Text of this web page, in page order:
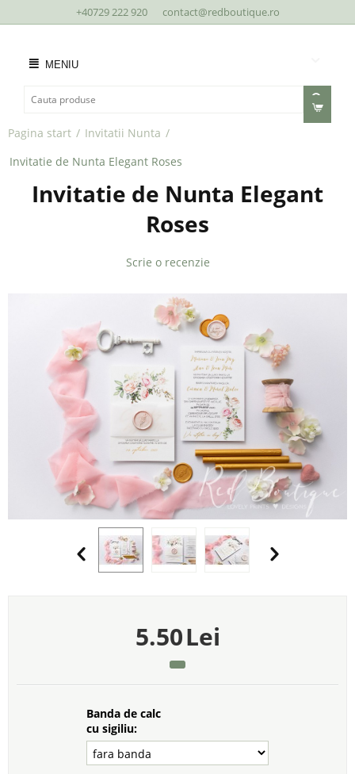
+40729 222 920 contact@redboutique.ro
MENIU
Pagina start / Invitatii Nunta /
Invitatie de Nunta Elegant Roses
Invitatie de Nunta Elegant
Roses
Scrie o recenzie
5.50Lei
Banda de calc
cu sigiliu: